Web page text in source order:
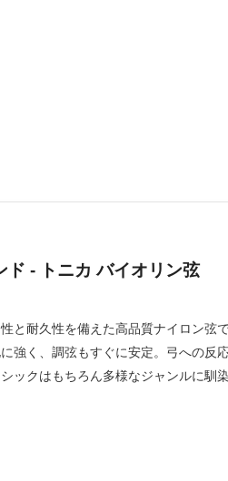
- トニカ バイオリン弦
と耐久性を備えた高品質ナイロン弦
強く、調弦もすぐに安定。弓への反
ックはもちろん多様なジャンルに馴